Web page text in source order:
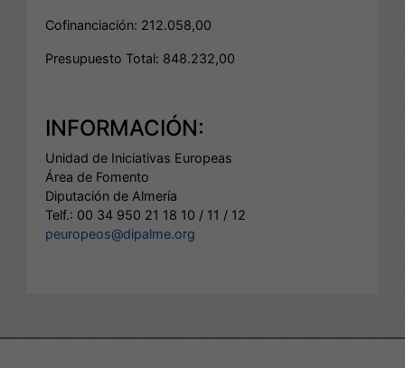
Cofinanciación: 212.058,00
Presupuesto Total: 848.232,00
INFORMACIÓN:
Unidad de Iniciativas Europeas
Área de Fomento
Diputación de Almería
Telf.: 00 34 950 21 18 10 / 11 / 12
peuropeos@dipalme.org